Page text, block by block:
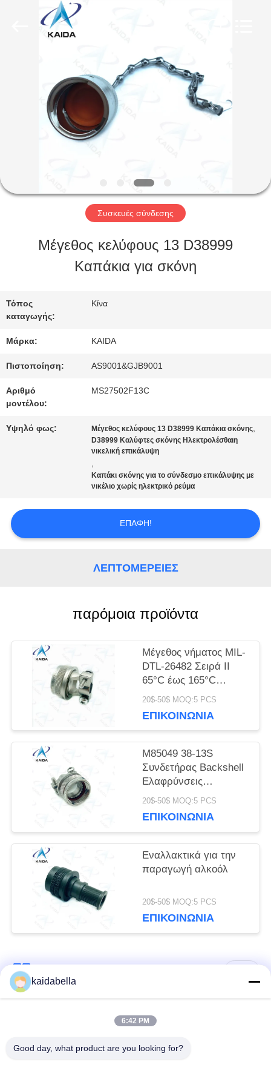
ΠΡΟΪΌΝΤΑ
ΜΕ
ΕΠΙΣΚΕΨΉ
ΕΡΓΟΣΤΑΣΊΟΥ
ΈΛΕΓΧΟΣ
ΠΟΙΌΤΗΤΑΣ
ΕΙΔΉΣΕΙΣ
ΥΠΟΘΈΣΕΙΣ
ΜΙΑ
ΠΡΟΣΦΟΡΆ
ΠΟΛΙΤΙΚΉ
ΜΥΣΤΙΚΌΤΗΤΑΣ
Συσκευές σύνδεσης
Μέγεθος κελύφους 13 D38999
Καπάκια για σκόνη
Τόπος
καταγωγής:
Κίνα
Μάρκα: KAIDA
Πιστοποίηση: AS9001&GJB9001
Αριθμό
μοντέλου:
MS27502F13C
Υψηλό φως: Μέγεθος κελύφους 13 D38999 Καπάκια σκόνης,
D38999 Καλύφτες σκόνης Ηλεκτρολέσθαιη
νικελική επικάλυψη
,
Καπάκι σκόνης για το σύνδεσμο επικάλυψης με
νικέλιο χωρίς ηλεκτρικό ρεύμα
ΕΠΑΦΉ!
ΛΕΠΤΟΜΈΡΕΙΕΣ
παρόμοια προϊόντα
Μέγεθος νήματος MIL-
DTL-26482 Σειρά ΙΙ
65°C έως 165°C
M85049 52S14N
20$-50$ MOQ:5 PCS
ΕΠΙΚΟΙΝΩΝΊΑ
M85049 38-13S
Συνδετήρας Backshell
Ελαφρύνσεις
Ελαφρύνσεις Καθαρό
M85049 Backshell
20$-50$ MOQ:5 PCS
ΕΠΙΚΟΙΝΩΝΊΑ
Εναλλακτικά για την
παραγωγή αλκοόλ
20$-50$ MOQ:5 PCS
ΕΠΙΚΟΙΝΩΝΊΑ
Σειρά MIL-DTL-26482
kaidabella
6:42 PM
Good day, what product are you looking for?